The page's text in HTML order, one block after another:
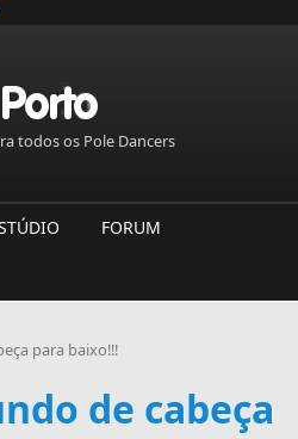
todos os Pole Dancers
FORUM
para baixo!!!
de cabeça